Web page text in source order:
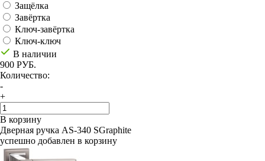
Защёлка
Завёртка
Ключ-завёртка
Ключ-ключ
В наличии
900 РУБ.
Количество:
-
+
В корзину
Дверная ручка AS-340 SGraphite
успешно добавлен в корзину